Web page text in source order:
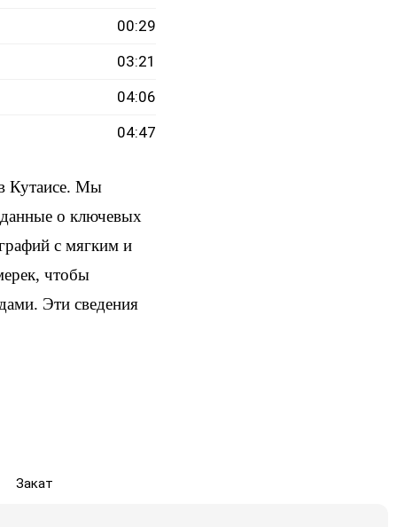
00:29
03:21
04:06
04:47
Кутаисе. Мы
данные о ключевых
с мягким и
чтобы
Эти сведения
Закат